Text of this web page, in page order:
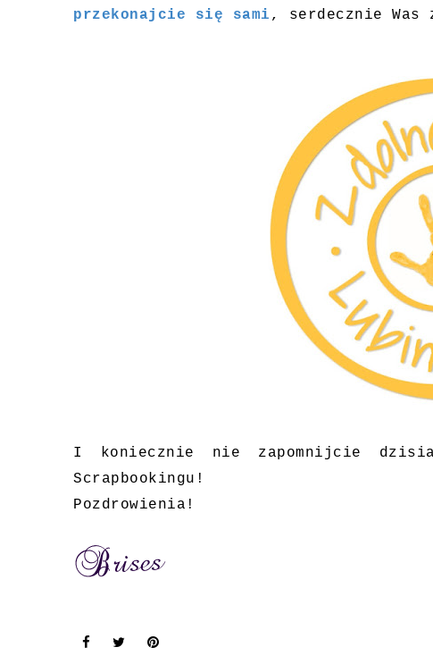
przekonajcie się sami , serdecznie Was
I koniecznie nie zapomnijcie
Scrapbookingu!
Pozdrowienia!